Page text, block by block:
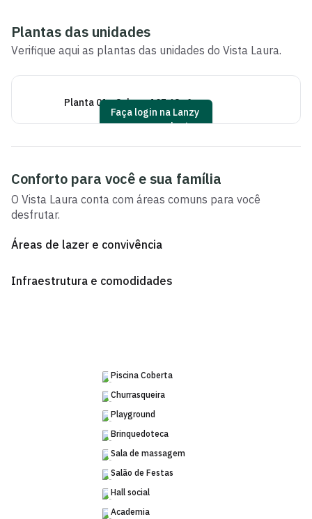
Plantas das unidades
Verifique aqui as plantas das unidades do Vista Laura.
Planta 01 - 3 dorm 105 63m²
Faça login na Lanzy
para ver as plantas
Conforto para você e sua família
O Vista Laura conta com áreas comuns para você
desfrutar.
Áreas de lazer e convivência
Infraestrutura e comodidades
Piscina Coberta
Churrasqueira
Playground
Brinquedoteca
Sala de massagem
Salão de Festas
Hall social
Academia